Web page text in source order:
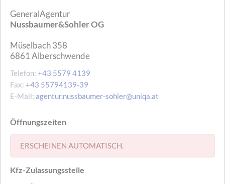
GeneralAgentur
Nussbaumer&Sohler OG
Müselbach 358
6861 Alberschwende
Telefon: +43 5579 4139
Fax: +43 55794139-39
E-Mail: agentur.nussbaumer-sohler@uniqa.at
Öffnungszeiten
ERSCHEINEN AUTOMATISCH.
Kfz-Zulassungsstelle